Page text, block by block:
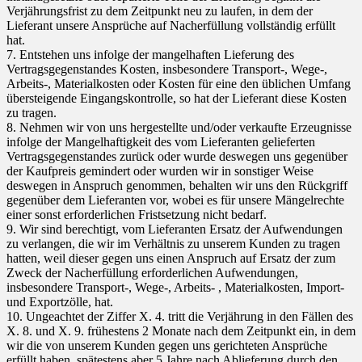
Verjährungsfrist zu dem Zeitpunkt neu zu laufen, in dem der
Lieferant unsere Ansprüche auf Nacherfüllung vollständig erfüllt
hat.
7. Entstehen uns infolge der mangelhaften Lieferung des
Vertragsgegenstandes Kosten, insbesondere Transport-, Wege-,
Arbeits-, Materialkosten oder Kosten für eine den üblichen Umfang
übersteigende Eingangskontrolle, so hat der Lieferant diese Kosten
zu tragen.
8. Nehmen wir von uns hergestellte und/oder verkaufte Erzeugnisse
infolge der Mangelhaftigkeit des vom Lieferanten gelieferten
Vertragsgegenstandes zurück oder wurde deswegen uns gegenüber
der Kaufpreis gemindert oder wurden wir in sonstiger Weise
deswegen in Anspruch genommen, behalten wir uns den Rückgriff
gegenüber dem Lieferanten vor, wobei es für unsere Mängelrechte
einer sonst erforderlichen Fristsetzung nicht bedarf.
9. Wir sind berechtigt, vom Lieferanten Ersatz der Aufwendungen
zu verlangen, die wir im Verhältnis zu unserem Kunden zu tragen
hatten, weil dieser gegen uns einen Anspruch auf Ersatz der zum
Zweck der Nacherfüllung erforderlichen Aufwendungen,
insbesondere Transport-, Wege-, Arbeits- , Materialkosten, Import-
und Exportzölle, hat.
10. Ungeachtet der Ziffer X. 4. tritt die Verjährung in den Fällen des
X. 8. und X. 9. frühestens 2 Monate nach dem Zeitpunkt ein, in dem
wir die von unserem Kunden gegen uns gerichteten Ansprüche